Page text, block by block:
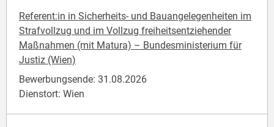
Referent:in in Sicherheits- und Bauangelegenheiten im
Strafvollzug und im Vollzug freiheitsentziehender
Maßnahmen (mit Matura) – Bundesministerium für
Justiz (Wien)
Bewerbungsende: 31.08.2026
Dienstort: Wien